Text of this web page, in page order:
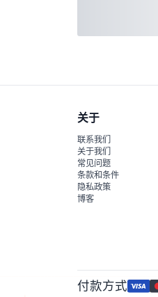
关于
联系我们
关于我们
常见问题
条款和条件
隐私政策
博客
付款方式